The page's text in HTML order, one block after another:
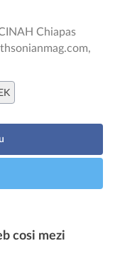
Chiapas
cosi mezi